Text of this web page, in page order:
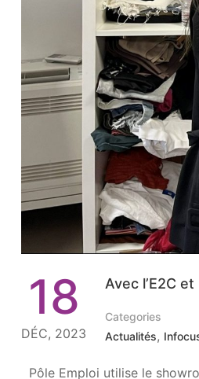
18
DÉC, 2023
Avec l’E2C
Categories
Actualités,
Pôle Emploi utilise le